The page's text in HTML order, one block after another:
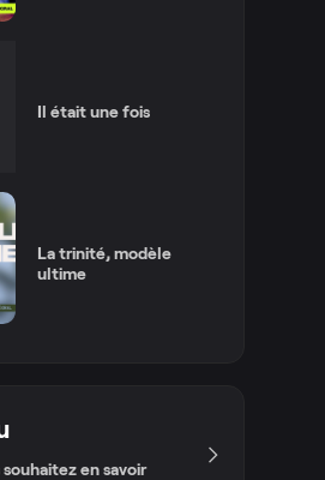
Il était une fois
La trinité, modèle
ultime
en savoir